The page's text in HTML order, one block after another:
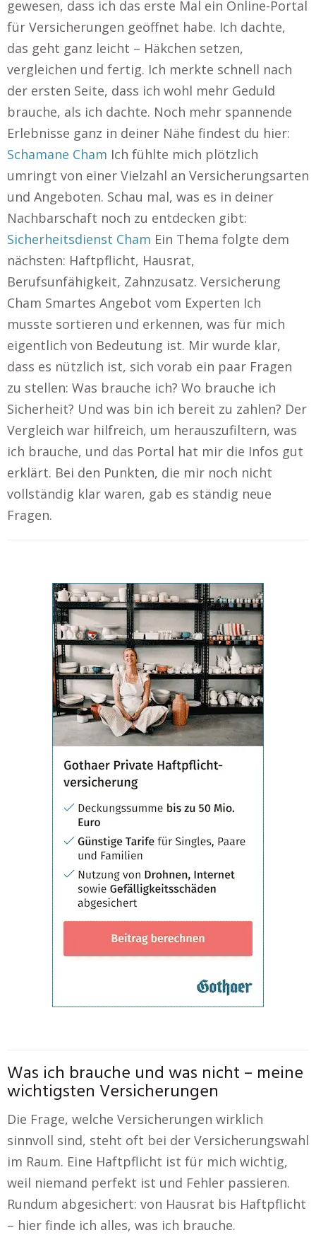
gewesen, dass ich das erste Mal ein Online-Portal
für Versicherungen geöffnet habe. Ich dachte,
das geht ganz leicht – Häkchen setzen,
vergleichen und fertig. Ich merkte schnell nach
der ersten Seite, dass ich wohl mehr Geduld
brauche, als ich dachte. Noch mehr spannende
Erlebnisse ganz in deiner Nähe findest du hier:
Schamane Cham Ich fühlte mich plötzlich
umringt von einer Vielzahl an Versicherungsarten
und Angeboten. Schau mal, was es in deiner
Nachbarschaft noch zu entdecken gibt:
Sicherheitsdienst Cham Ein Thema folgte dem
nächsten: Haftpflicht, Hausrat,
Berufsunfähigkeit, Zahnzusatz. Versicherung
Cham Smartes Angebot vom Experten Ich
musste sortieren und erkennen, was für mich
eigentlich von Bedeutung ist. Mir wurde klar,
dass es nützlich ist, sich vorab ein paar Fragen
zu stellen: Was brauche ich? Wo brauche ich
Sicherheit? Und was bin ich bereit zu zahlen? Der
Vergleich war hilfreich, um herauszufiltern, was
ich brauche, und das Portal hat mir die Infos gut
erklärt. Bei den Punkten, die mir noch nicht
vollständig klar waren, gab es ständig neue
Fragen.
Was ich brauche und was nicht – meine
wichtigsten Versicherungen
Die Frage, welche Versicherungen wirklich
sinnvoll sind, steht oft bei der Versicherungswahl
im Raum. Eine Haftpflicht ist für mich wichtig,
weil niemand perfekt ist und Fehler passieren.
Rundum abgesichert: von Hausrat bis Haftpflicht
– hier finde ich alles, was ich brauche.